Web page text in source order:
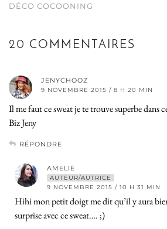
DÉCO COCOONING
20 COMMENTAIRES
JENYCHOOZ
9 NOVEMBRE 2015 / 8 H 20 MIN
Il me faut ce sweat je te trouve superbe dans
Biz Jeny
RÉPONDRE
AMELIE
AUTEUR/AUTRICE
9 NOVEMBRE 2015 / 10 H 31 MIN
Hihi mon petit doigt me dit qu’il y aura
surprise avec ce sweat…. ;)